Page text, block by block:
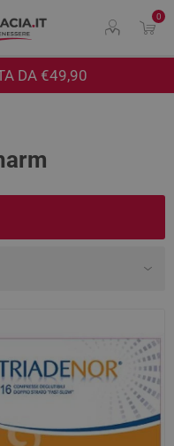
0
DA €49,90